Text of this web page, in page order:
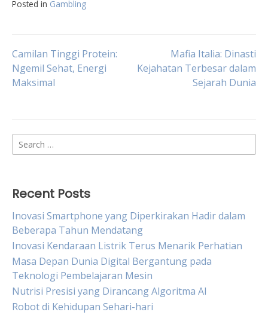
Posted in Gambling
Post
navigation
Camilan Tinggi Protein:
Ngemil Sehat, Energi
Maksimal
Mafia Italia: Dinasti
Kejahatan Terbesar dalam
Sejarah Dunia
Search
for:
Recent Posts
Inovasi Smartphone yang Diperkirakan Hadir dalam
Beberapa Tahun Mendatang
Inovasi Kendaraan Listrik Terus Menarik Perhatian
Masa Depan Dunia Digital Bergantung pada
Teknologi Pembelajaran Mesin
Nutrisi Presisi yang Dirancang Algoritma AI
Robot di Kehidupan Sehari-hari